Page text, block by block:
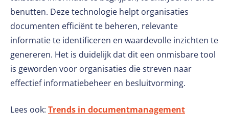
benutten. Deze technologie helpt organisaties
documenten efficiënt te beheren, relevante
informatie te identificeren en waardevolle inzichten te
genereren. Het is duidelijk dat dit een onmisbare tool
is geworden voor organisaties die streven naar
effectief informatiebeheer en besluitvorming.
Lees ook: Trends in documentmanagement